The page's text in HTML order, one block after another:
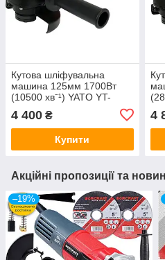
Кутова шліфувальна
машина 125мм 1700Вт
(10500 хв⁻¹) YATO YT-
4 400 ₴
Купити
4
Акційні пропозиції та
–19%